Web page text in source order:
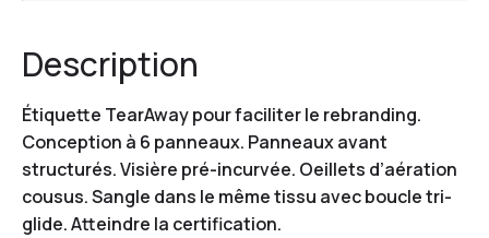
Description
Étiquette TearAway pour faciliter le rebranding.
Conception à 6 panneaux. Panneaux avant
structurés. Visière pré-incurvée. Oeillets d’aération
cousus. Sangle dans le même tissu avec boucle tri-
glide. Atteindre la certification.